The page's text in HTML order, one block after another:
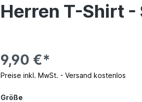
Herren T-Shirt -
9,90 €*
Preise inkl. MwSt. - Versand kostenlos
Größe